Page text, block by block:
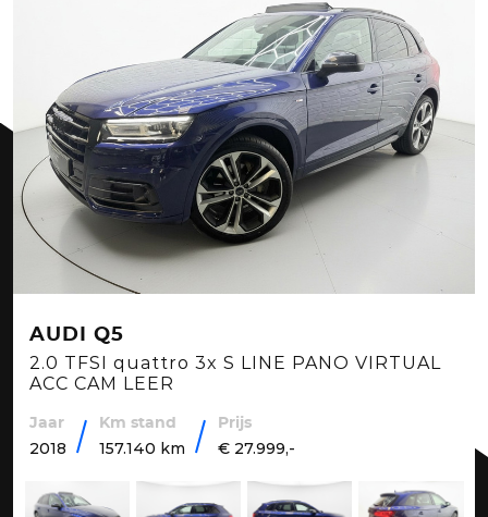
AUDI Q5
2.0 TFSI quattro 3x S LINE PANO VIRTUAL
ACC CAM LEER
Jaar
2018
Km stand
157.140 km
Prijs
€ 27.999,-